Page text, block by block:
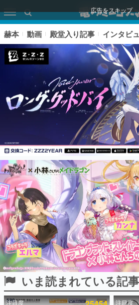
広告をスキップ
ピックアップ
電ファミのいま読まれている記事ランキ
アプリセール情報
インタビュー
連載・特集一覧
殿堂入り記事
SNS拡散数が数千以上！ ペー
ど。多くの人々に読まれた、
赫本 動画 殿堂入り記事 インタビ
いま読まれている記事
注目度 注目度